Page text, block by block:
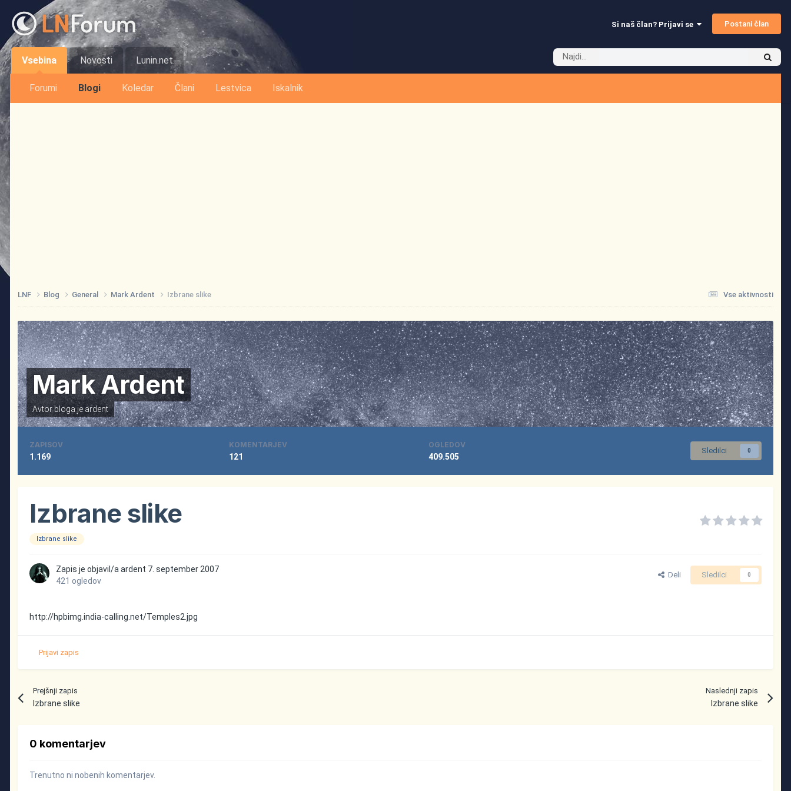
Si naš član? Prijavi se Postani član
Vsebina
Forumi Blogi Koledar Člani Lestvica Iskalnik
Novosti Lunin.net
Vse aktivnosti
LNF Blog General Mark Ardent Izbrane slike
Mark Ardent
Avtor bloga jeardent
Sledilci 0
ZAPISOV
1.169
KOMENTARJEV
121
OGLEDOV
409.505
Izbrane slike
Izbrane slike
Zapis je objavil/aardent 7. september 2007
421 ogledov
Deli Sledilci 0
http://hpbimg.india-calling.net/Temples2.jpg
Prijavi zapis
Prejšnji zapis
Izbrane slike
Naslednji zapis
Izbrane slike
0 komentarjev
Trenutno ni nobenih komentarjev.